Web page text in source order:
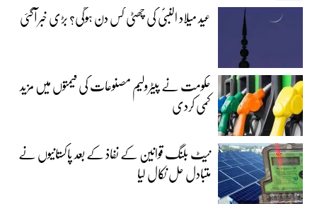
عید میلاد النبیؐ کی چھٹی کس دن ہوگی؟ بڑی خبر آگئی
حکومت نے پیٹرولیم مصنوعات کی قیمتوں میں مزید
کمی کردی
نیٹ بلنگ قوانین کے نفاذ کے بعد پاکستانیوں نے
متبادل حل نکال لیا